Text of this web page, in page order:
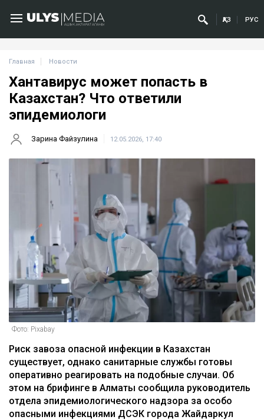
ҚАЗ РУС
Главная Новости
Хантавирус может попасть в
Казахстан? Что ответили
эпидемиологи
Зарина Файзулина 12.05.2026, 17:40
Фото: Pixabay
Риск завоза опасной инфекции в Казахстан
существует, однако санитарные службы готовы
оперативно реагировать на подобные случаи. Об
этом на брифинге в Алматы сообщила руководитель
отдела эпидемиологического надзора за особо
опасными инфекциями ДСЭК города Жайдаркул